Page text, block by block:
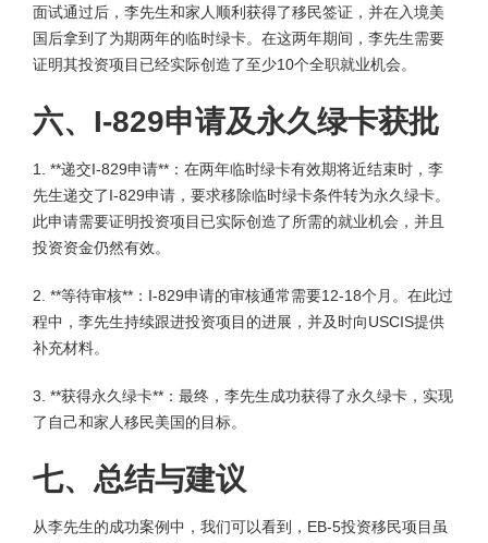
面试通过后，李先生和家人顺利获得了移民签证，并在入境美
国后拿到了为期两年的临时绿卡。在这两年期间，李先生需要
证明其投资项目已经实际创造了至少10个全职就业机会。
六、I-829申请及永久绿卡获批
1. **递交I-829申请**：在两年临时绿卡有效期将近结束时，李
先生递交了I-829申请，要求移除临时绿卡条件转为永久绿卡。
此申请需要证明投资项目已实际创造了所需的就业机会，并且
投资资金仍然有效。
2. **等待审核**：I-829申请的审核通常需要12-18个月。在此过
程中，李先生持续跟进投资项目的进展，并及时向USCIS提供
补充材料。
3. **获得永久绿卡**：最终，李先生成功获得了永久绿卡，实现
了自己和家人移民美国的目标。
七、总结与建议
从李先生的成功案例中，我们可以看到，EB-5投资移民项目虽